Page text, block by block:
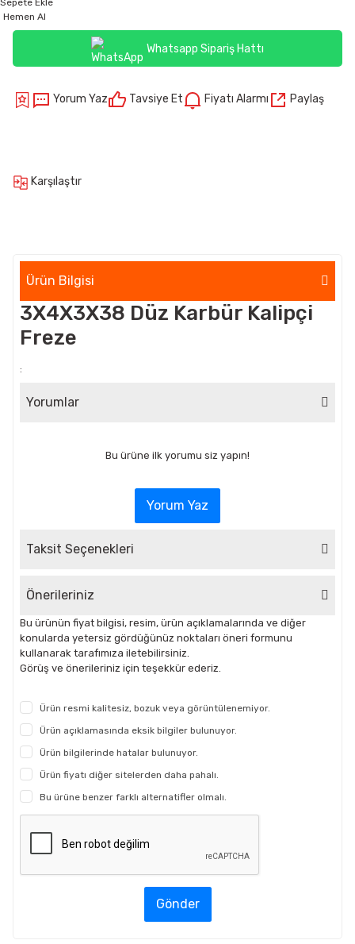
Sepete Ekle
Hemen Al
Whatsapp Sipariş Hattı
Yorum Yaz Tavsiye Et Fiyatı Alarmı Paylaş
Karşılaştır
Ürün Bilgisi
3X4X3X38 Düz Karbür Kalipçi
Freze
:
Yorumlar
Bu ürüne ilk yorumu siz yapın!
Yorum Yaz
Taksit Seçenekleri
Önerileriniz
Bu ürünün fiyat bilgisi, resim, ürün açıklamalarında ve diğer
konularda yetersiz gördüğünüz noktaları öneri formunu
kullanarak tarafımıza iletebilirsiniz.
Görüş ve önerileriniz için teşekkür ederiz.
Ürün resmi kalitesiz, bozuk veya görüntülenemiyor.
Ürün açıklamasında eksik bilgiler bulunuyor.
Ürün bilgilerinde hatalar bulunuyor.
Ürün fiyatı diğer sitelerden daha pahalı.
Bu ürüne benzer farklı alternatifler olmalı.
Gönder